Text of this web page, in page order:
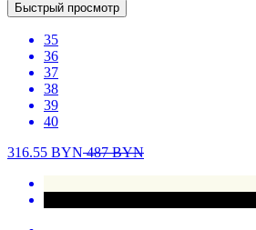
Быстрый просмотр
35
36
37
38
39
40
316.55 BYN487BYN